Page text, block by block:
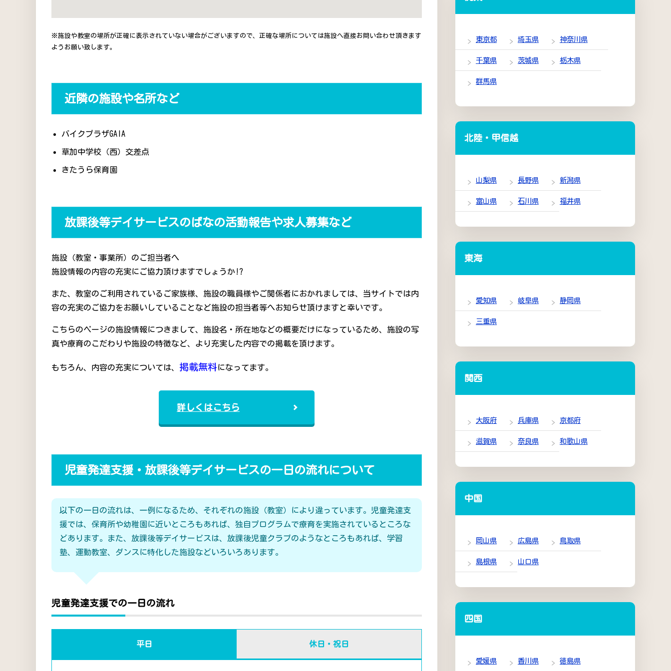
※施設や教室の場所が正確に表示されていない場合がございますので、正確な場所については施設へ直接お問い合わせ頂きます
ようお願い致します。
近隣の施設や名所など
バイクプラザGAIA
草加中学校（西）交差点
きたうら保育園
放課後等デイサービスのばなの活動報告や求人募集など
施設（教室・事業所）のご担当者へ
施設情報の内容の充実にご協力頂けますでしょうか!?
また、教室のご利用されているご家族様、施設の職員様やご関係者におかれましては、当サイトでは内
容の充実のご協力をお願いしていることなど施設の担当者等へお知らせ頂けますと幸いです。
こちらのページの施設情報につきまして、施設名・所在地などの概要だけになっているため、施設の写
真や療育のこだわりや施設の特徴など、より充実した内容での掲載を頂けます。
もちろん、内容の充実については、 掲載無料になってます。
詳しくはこちら
児童発達支援・放課後等デイサービスの一日の流れについて
以下の一日の流れは、一例になるため、それぞれの施設（教室）により違っています。児童発達支
援では、保育所や幼稚園に近いところもあれば、独自プログラムで療育を実施されているところな
どあります。また、放課後等デイサービスは、放課後児童クラブのようなところもあれば、学習
塾、運動教室、ダンスに特化した施設などいろいろあります。
児童発達支援での一日の流れ
平日 休日・祝日
東京都 埼玉県 神奈川県
千葉県 茨城県 栃木県
群馬県
北陸・甲信越
山梨県 長野県 新潟県
富山県 石川県 福井県
東海
愛知県 岐阜県 静岡県
三重県
関西
大阪府 兵庫県 京都府
滋賀県 奈良県 和歌山県
中国
岡山県 広島県 鳥取県
島根県 山口県
四国
愛媛県 香川県 徳島県